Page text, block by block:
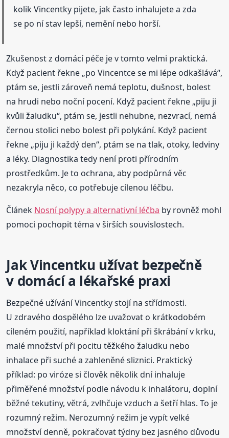
kolik Vincentky pijete, jak často inhalujete a zda
se po ní stav lepší, nemění nebo horší.
Zkušenost z domácí péče je v tomto velmi praktická.
Když pacient řekne „po Vincentce se mi lépe odkašlává“,
ptám se, jestli zároveň nemá teplotu, dušnost, bolest
na hrudi nebo noční pocení. Když pacient řekne „piju ji
kvůli žaludku“, ptám se, jestli nehubne, nezvrací, nemá
černou stolici nebo bolest při polykání. Když pacient
řekne „piju ji každý den“, ptám se na tlak, otoky, ledviny
a léky. Diagnostika tedy není proti přírodním
prostředkům. Je to ochrana, aby podpůrná věc
nezakryla něco, co potřebuje cílenou léčbu.
Článek Nosní polypy a alternativní léčba by rovněž mohl
pomoci pochopit téma v širších souvislostech.
Jak Vincentku užívat bezpečně
v domácí a lékařské praxi
Bezpečné užívání Vincentky stojí na střídmosti.
U zdravého dospělého lze uvažovat o krátkodobém
cíleném použití, například kloktání při škrábání v krku,
malé množství při pocitu těžkého žaludku nebo
inhalace při suché a zahleněné sliznici. Praktický
příklad: po viróze si člověk několik dní inhaluje
přiměřené množství podle návodu k inhalátoru, doplní
běžné tekutiny, větrá, zvlhčuje vzduch a šetří hlas. To je
rozumný režim. Nerozumný režim je vypít velké
množství denně, pokračovat týdny bez jasného důvodu